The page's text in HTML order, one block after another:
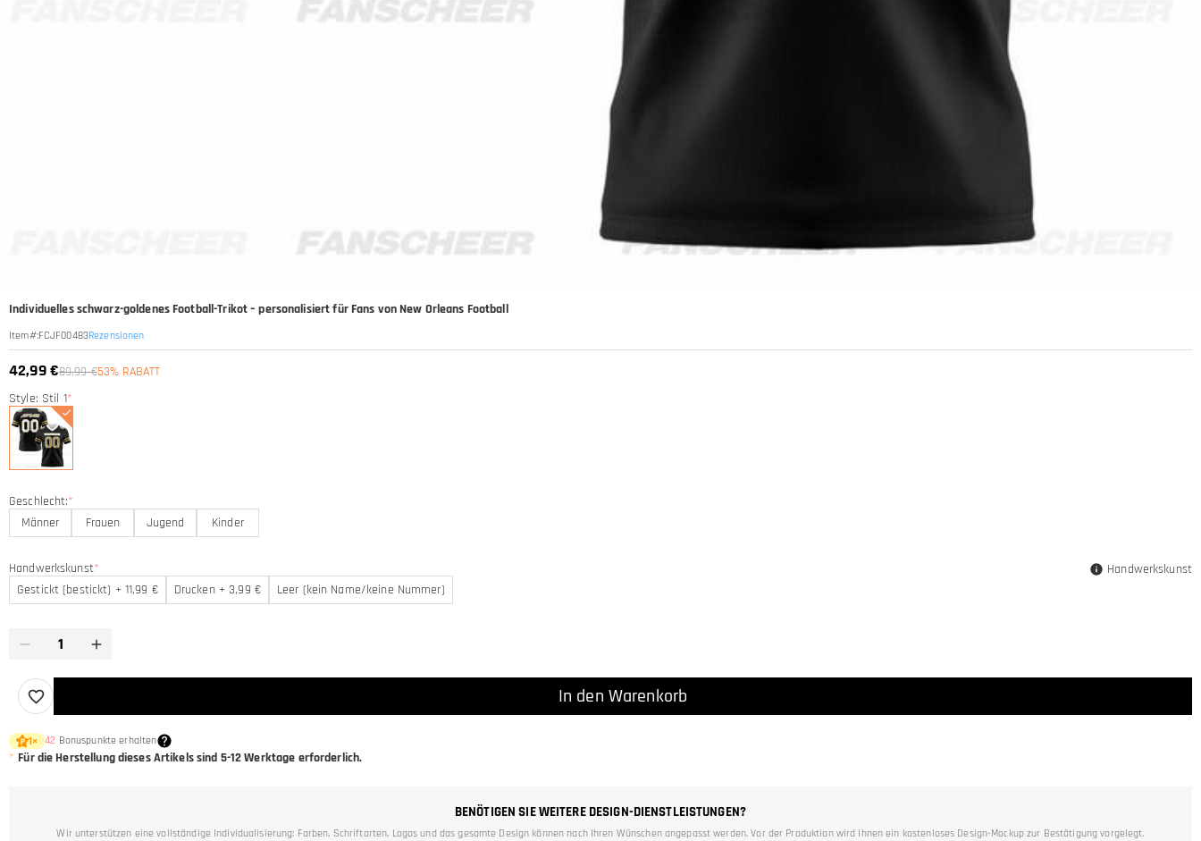
Individuelles schwarz-goldenes Football-Trikot – personalisiert für Fans von New Orleans Football
Item#:FCJF00483Rezensionen
42,99 €89,99 €53% RABATT
Style: Stil 1*
Geschlecht:*
Männer
Frauen Jugend Kinder
Handwerkskunst*
Gestickt (bestickt) + 11,99 €
Drucken + 3,99 € Leer (kein Name/keine Nummer)
Handwerkskunst
In den Warenkorb
1× 42 Bonuspunkte erhalten
* Für die Herstellung dieses Artikels sind 5-12 Werktage erforderlich.
BENÖTIGEN SIE WEITERE DESIGN-DIENSTLEISTUNGEN?
Wir unterstützen eine vollständige Individualisierung: Farben, Schriftarten, Logos und das gesamte Design können nach Ihren Wünschen angepasst werden. Vor der Produktion wird Ihnen ein kostenloses Design-Mockup zur Bestätigung vorgelegt.